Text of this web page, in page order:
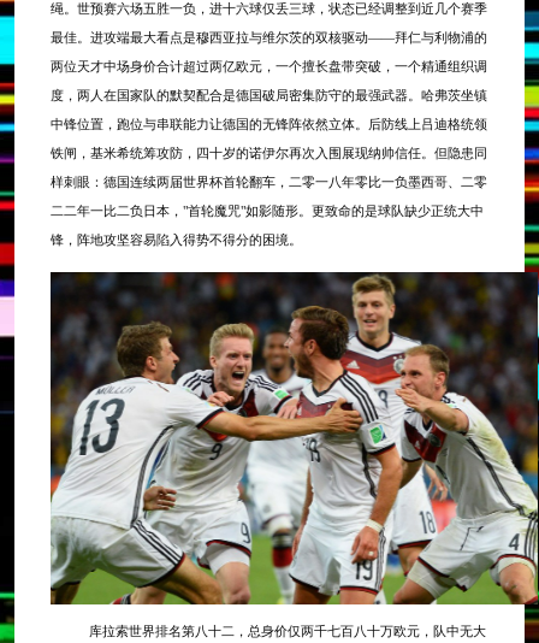
绳。世预赛六场五胜一负，进十六球仅丢三球，状态已经调整到近几个赛季
最佳。进攻端最大看点是穆西亚拉与维尔茨的双核驱动——拜仁与利物浦的
两位天才中场身价合计超过两亿欧元，一个擅长盘带突破，一个精通组织调
度，两人在国家队的默契配合是德国破局密集防守的最强武器。哈弗茨坐镇
中锋位置，跑位与串联能力让德国的无锋阵依然立体。后防线上吕迪格统领
铁闸，基米希统筹攻防，四十岁的诺伊尔再次入围展现纳帅信任。但隐患同
样刺眼：德国连续两届世界杯首轮翻车，二零一八年零比一负墨西哥、二零
二二年一比二负日本，"首轮魔咒"如影随形。更致命的是球队缺少正统大中
锋，阵地攻坚容易陷入得势不得分的困境。
库拉索世界排名第八十二，总身价仅两千七百八十万欧元，队中无大